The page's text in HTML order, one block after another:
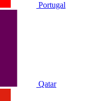
Portugal
Qatar